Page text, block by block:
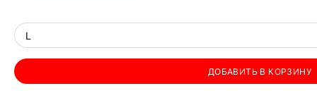
L
ДОБАВИТЬ В КОРЗИНУ